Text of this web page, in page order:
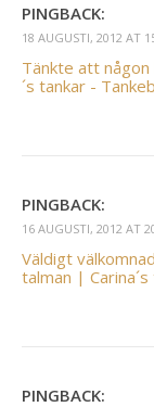
PINGBACK:
18 AUGUSTI, 2012 AT
Tänkte att
´s tankar -
PINGBACK:
16 AUGUSTI, 2012 AT
Väldigt
talman |
PINGBACK: